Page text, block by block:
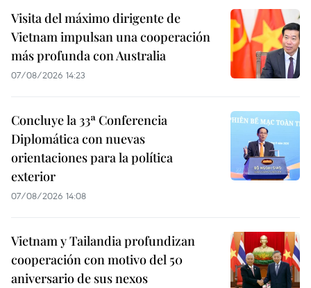
Visita del máximo dirigente de
Vietnam impulsan una cooperación
más profunda con Australia
07/08/2026 14:23
Concluye la 33ª Conferencia
Diplomática con nuevas
orientaciones para la política
exterior
07/08/2026 14:08
Vietnam y Tailandia profundizan
cooperación con motivo del 50
aniversario de sus nexos